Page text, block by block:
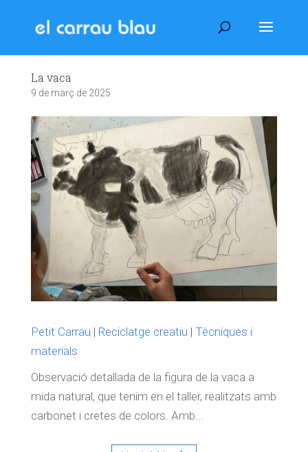
La vaca
9 de març de 2025
Petit Carrau | Reciclatge creatiu | Tècniques i
materials
Observació detallada de la figura de la vaca a
mida natural, que tenim en el taller, realitzats amb
carbonet i cretes de colors. Amb...